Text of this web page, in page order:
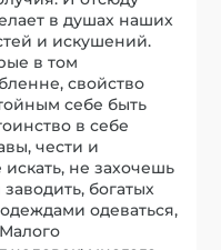
в душах наших
и искушений.
в том
свойство
себе быть
в себе
чести и
не захочешь
богатых
одеваться,